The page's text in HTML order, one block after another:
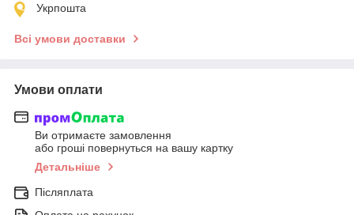
Укрпошта
Всі умови доставки
Умови оплати
Ви отримаєте замовлення
або гроші повернуться на вашу картку
Детальніше
Післяплата